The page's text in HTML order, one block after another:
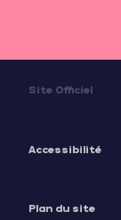
Site Officiel
Accessibilité
Plan du site